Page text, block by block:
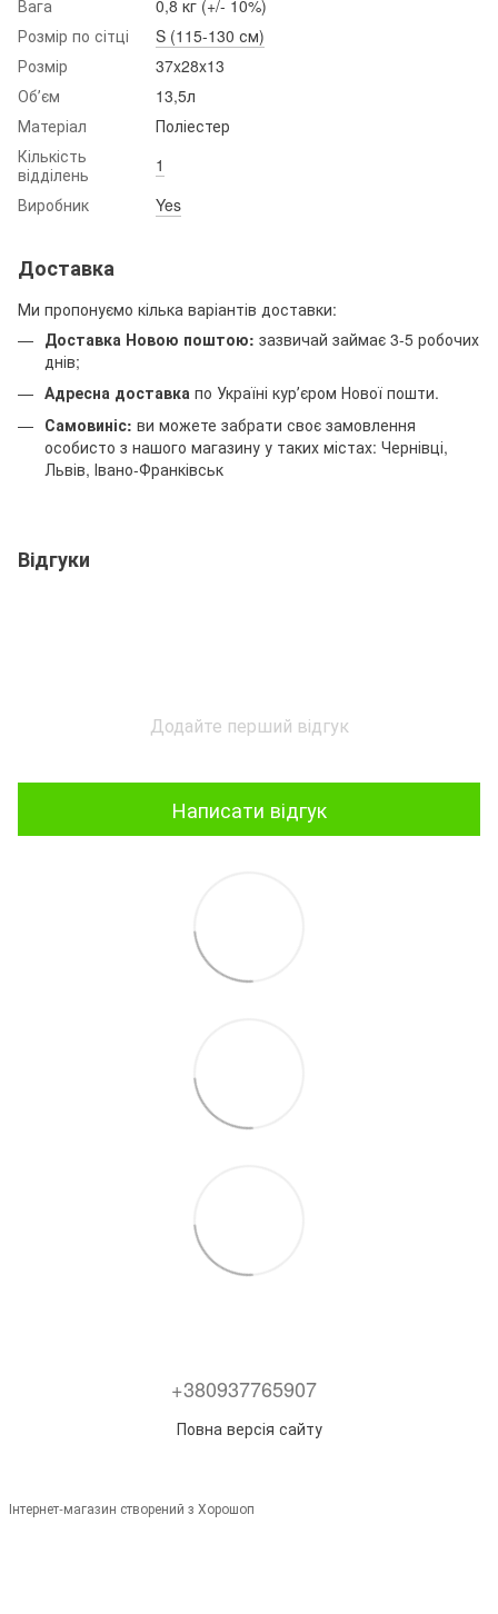
Вага
0,8 кг (+/- 10%)
Розмір по сітці
S (115-130 см)
Розмір
37x28x13
Обʼєм
13,5л
Матеріал
Поліестер
Кількість
відділень
1
Виробник
Yes
Доставка
Ми пропонуємо кілька варіантів доставки:
Доставка Новою поштою: зазвичай займає 3-5 робочих
днів;
Адресна доставка по Україні курʼєром Нової пошти.
Самовиніс: ви можете забрати своє замовлення
особисто з нашого магазину у таких містах: Чернівці,
Львів, Івано-Франківськ
Відгуки
Додайте перший відгук
Написати відгук
+380937765907
Повна версія сайту
Інтернет-магазин створений з Хорошоп